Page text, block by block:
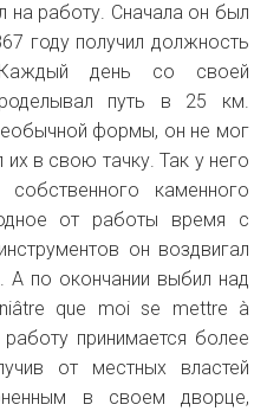
работу. Сначала он был
году получил должность
Каждый день со своей
путь в 25 км.
формы, он не мог
в свою тачку. Так у него
каменного
от работы время с
он воздвигал
А по окончании выбил над
que moi se mettre à
принимается более
от местных властей
в своем дворце,